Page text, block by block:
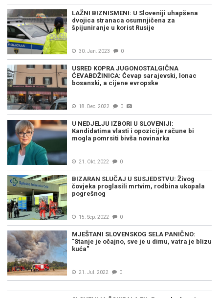
LAŽNI BIZNISMENI: U Sloveniji uhapšena
dvojica stranaca osumnjičena za
špijuniranje u korist Rusije
30. Jan. 2023 0
USRED KOPRA JUGONOSTALGIČNA
ĆEVABDŽINICA: Ćevap sarajevski, lonac
bosanski, a cijene evropske
18. Dec. 2022 0
U NEDJELJU IZBORI U SLOVENIJI:
Kandidatima vlasti i opozicije račune bi
mogla pomrsiti bivša novinarka
21. Okt. 2022 0
BIZARAN SLUČAJ U SUSJEDSTVU: Živog
čovjeka proglasili mrtvim, rodbina ukopala
pogrešnog
15. Sep. 2022 0
MJEŠTANI SLOVENSKOG SELA PANIČNO:
"Stanje je očajno, sve je u dimu, vatra je blizu
kuća"
21. Jul. 2022 0